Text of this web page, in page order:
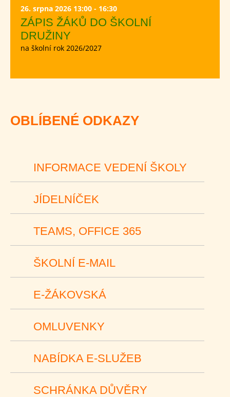
26. srpna 2026 13:00 - 16:30
ZÁPIS ŽÁKŮ DO ŠKOLNÍ
DRUŽINY
na školní rok 2026/2027
OBLÍBENÉ ODKAZY
INFORMACE VEDENÍ ŠKOLY
JÍDELNÍČEK
TEAMS, OFFICE 365
ŠKOLNÍ E-MAIL
E-ŽÁKOVSKÁ
OMLUVENKY
NABÍDKA E-SLUŽEB
SCHRÁNKA DŮVĚRY